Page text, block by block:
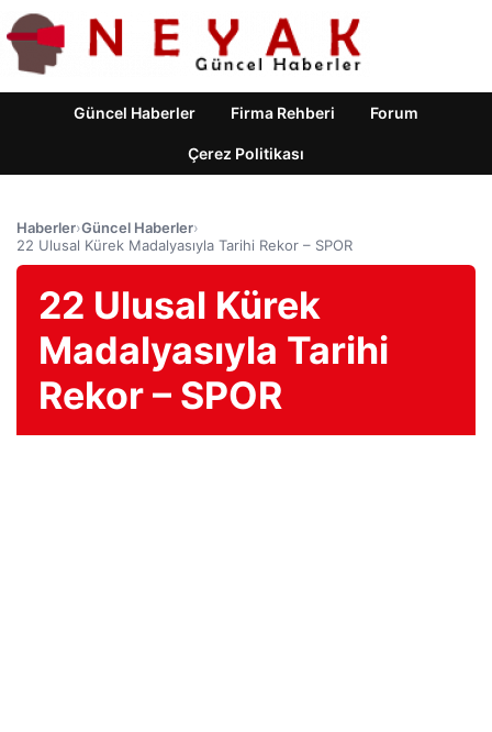
Güncel Haberler Firma Rehberi Forum
Çerez Politikası
Haberler›Güncel Haberler›
22 Ulusal Kürek Madalyasıyla Tarihi Rekor – SPOR
22 Ulusal Kürek
Madalyasıyla Tarihi
Rekor – SPOR